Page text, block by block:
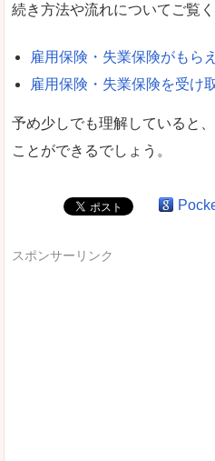
続き方法や流れについてご覧く
雇用保険・失業保険がもら
雇用保険・失業保険を受け
予め少しでも理解していると
ことができるでしょう。
スポンサーリンク